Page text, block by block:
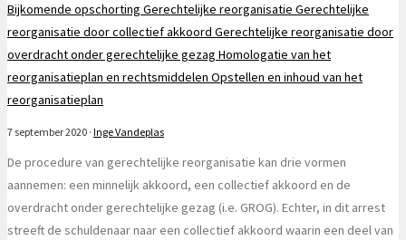
Bijkomende opschorting Gerechtelijke reorganisatie Gerechtelijke
reorganisatie door collectief akkoord Gerechtelijke reorganisatie door
overdracht onder gerechtelijke gezag Homologatie van het
reorganisatieplan en rechtsmiddelen Opstellen en inhoud van het
reorganisatieplan
7 september 2020 · Inge Vandeplas
De procedure van gerechtelijke reorganisatie kan drie vormen
aannemen: een minnelijk akkoord, een collectief akkoord en de
overdracht onder gerechtelijke gezag (i.e. GROG). Echter, in dit arrest
streeft de schuldenaar naar een collectief akkoord waarin een deel van